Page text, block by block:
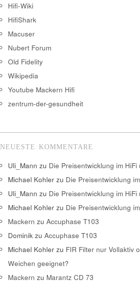
Hifi-Wiki
HifiShark
Macuser
Nubert Forum
Old Fidelity
Wikipedia
Youtube Mackern Hifi
zentrum-der-gesundheit
NEUESTE KOMMENTARE
Uli_Mann zu Die Preisentwicklung im HiFi
Michael Kohler zu Die Preisentwicklung
Uli_Mann zu Die Preisentwicklung im HiFi
Michael Kohler zu Die Preisentwicklung
Mackern zu Accuphase T103
Dominik zu Accuphase T103
Michael Kohler zu FIR Filter nur Vollaktiv
Weichen geeignet?
Mackern zu Marantz CD 73